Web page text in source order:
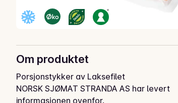
Om produktet
Porsjonstykker av Laksefilet
NORSK SJØMAT STRANDA AS har levert
informasjonen ovenfor.